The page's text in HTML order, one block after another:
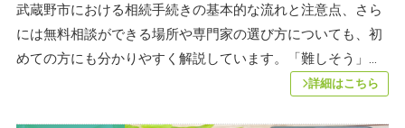
武蔵野市における相続手続きの基本的な流れと注意点、さら
には無料相談ができる場所や専門家の選び方についても、初
めての方にも分かりやすく解説しています。「難しそう」...
詳細はこちら